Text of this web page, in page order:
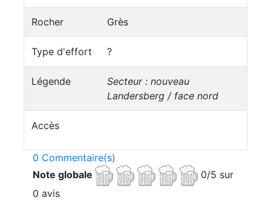
Rocher Grès
Type d'effort ?
Légende
Secteur : nouveau
Landersberg / face nord
Accès
0 Commentaire(s)
Note globale
0/5 sur
0 avis